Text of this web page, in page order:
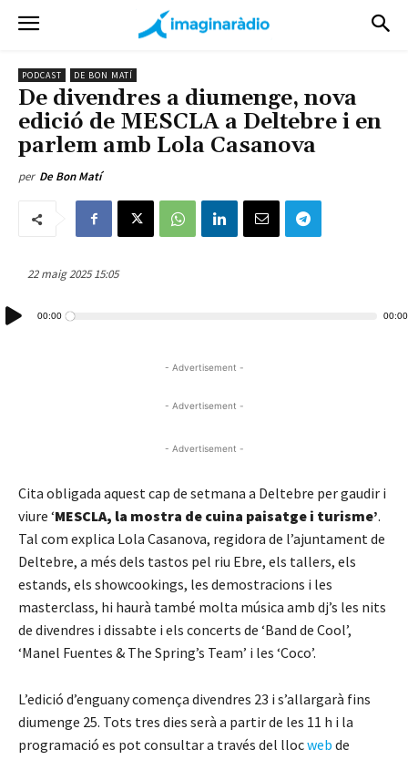
PODCAST DE BON MATÍ
De divendres a diumenge, nova
edició de MESCLA a Deltebre i en
parlem amb Lola Casanova
per De Bon Matí
22 maig 2025 15:05
Reproductor
d'àudio
00:00 00:00
- Advertisement -
- Advertisement -
- Advertisement -
Cita obligada aquest cap de setmana a Deltebre per gaudir i
viure ‘MESCLA, la mostra de cuina paisatge i turisme’.
Tal com explica Lola Casanova, regidora de l’ajuntament de
Deltebre, a més dels tastos pel riu Ebre, els tallers, els
estands, els showcookings, les demostracions i les
masterclass, hi haurà també molta música amb dj’s les nits
de divendres i dissabte i els concerts de ‘Band de Cool’,
‘Manel Fuentes & The Spring’s Team’ i les ‘Coco’.
L’edició d’enguany comença divendres 23 i s’allargarà fins
diumenge 25. Tots tres dies serà a partir de les 11 h i la
programació es pot consultar a través del llocweb de